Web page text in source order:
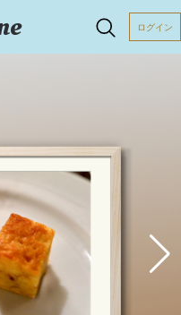
ログイン